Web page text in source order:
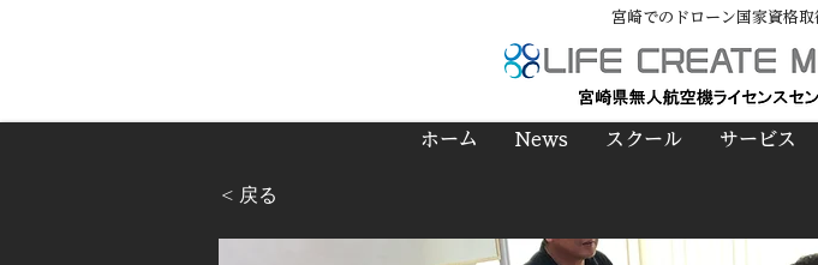
宮崎でのドローン国家資格
ホーム News スクール サービス
< 戻る